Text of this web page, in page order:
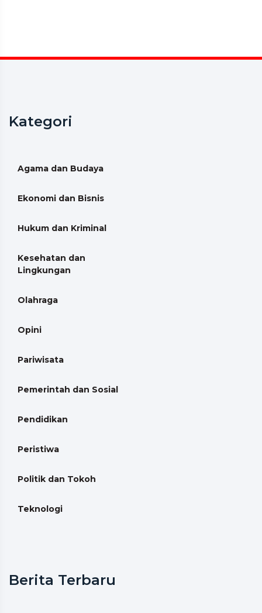
Kategori
Agama dan Budaya
Ekonomi dan Bisnis
Hukum dan Kriminal
Kesehatan dan
Lingkungan
Olahraga
Opini
Pariwisata
Pemerintah dan Sosial
Pendidikan
Peristiwa
Politik dan Tokoh
Teknologi
Berita Terbaru